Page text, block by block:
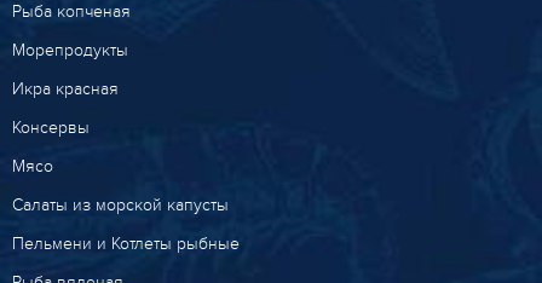
Рыба копченая
Морепродукты
Икра красная
Консервы
Мясо
Салаты из морской капусты
Пельмени и Котлеты рыбные